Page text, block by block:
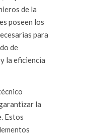
de la
poseen los
para
de
la eficiencia
la
Estos